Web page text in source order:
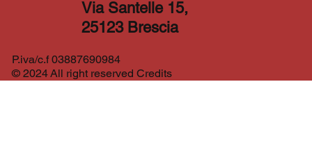
P.iva/c.f 03887690984
© 2024 All right reserved Credits
Via Santelle 15,
25123 Brescia